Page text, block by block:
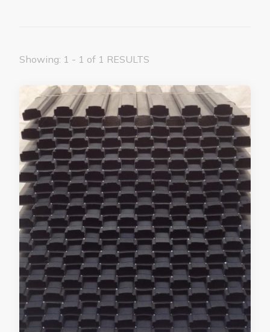
Showing: 1 - 1 of 1 RESULTS